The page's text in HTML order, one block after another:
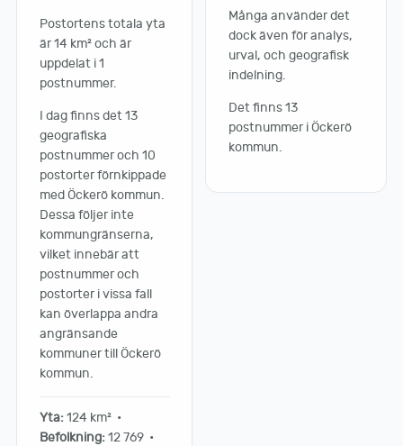
Postortens totala yta
är 14 km² och är
uppdelat i 1
postnummer.
I dag finns det 13
geografiska
postnummer och 10
postorter förnkippade
med Öckerö kommun.
Dessa följer inte
kommungränserna,
vilket innebär att
postnummer och
postorter i vissa fall
kan överlappa andra
angränsande
kommuner till Öckerö
kommun.
Yta:124 km² •
Befolkning:12 769 •
Många använder det
dock även för analys,
urval, och geografisk
indelning.
Det finns 13
postnummer i Öckerö
kommun.